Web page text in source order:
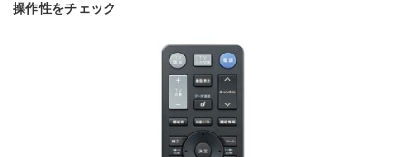
操作性をチェック